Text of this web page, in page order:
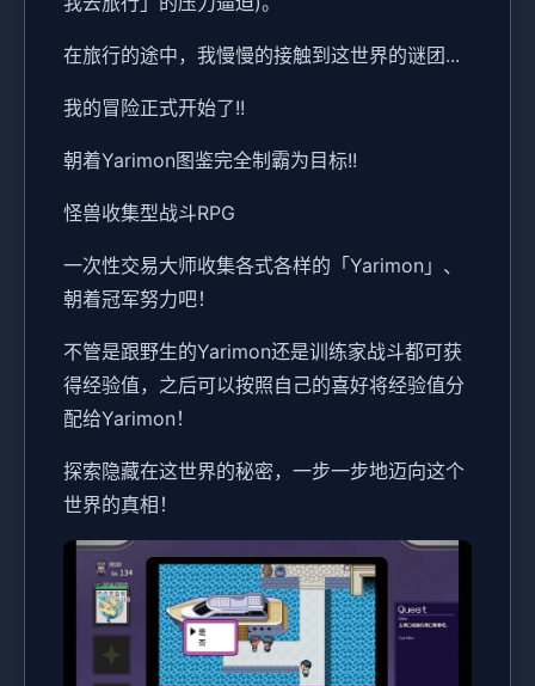
在旅行的途中，我慢慢的接触到这世界的谜团...
我的冒险正式开始了!!
朝着Yarimon图鉴完全制霸为目标!!
怪兽收集型战斗RPG
一次性交易大师收集各式各样的「Yarimon」、
朝着冠军努力吧！
不管是跟野生的Yarimon还是训练家战斗都可获
得经验值，之后可以按照自己的喜好将经验值分
配给Yarimon！
探索隐藏在这世界的秘密，一步一步地迈向这个
世界的真相！